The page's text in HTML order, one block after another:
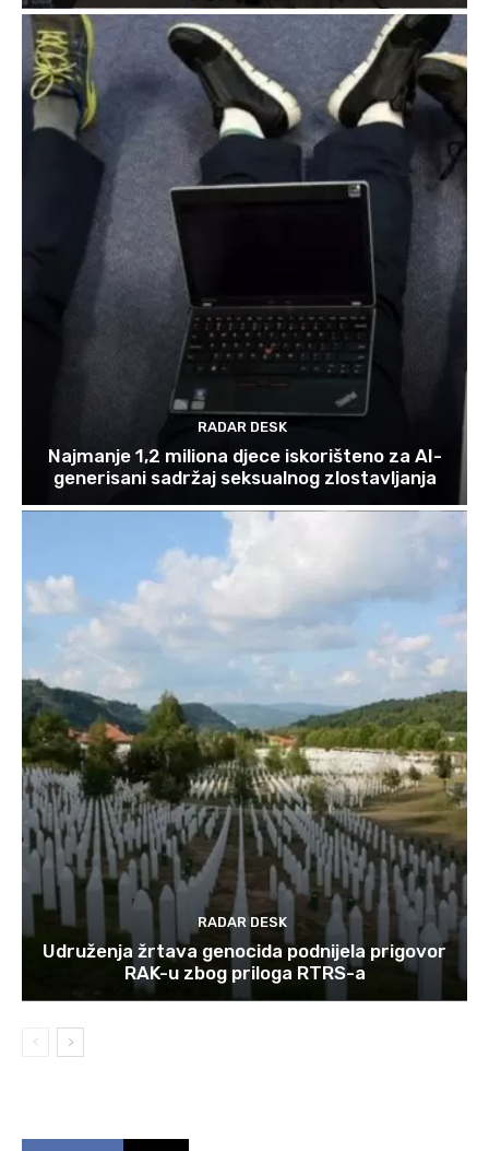
RADAR DESK
Najmanje 1,2 miliona djece iskorišteno za AI-
generisani sadržaj seksualnog zlostavljanja
RADAR DESK
Udruženja žrtava genocida podnijela prigovor
RAK-u zbog priloga RTRS-a